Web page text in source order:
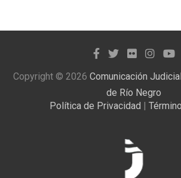
Copyright © 2026 Comunicación Judicial
de Río Negro
Política de Privacidad